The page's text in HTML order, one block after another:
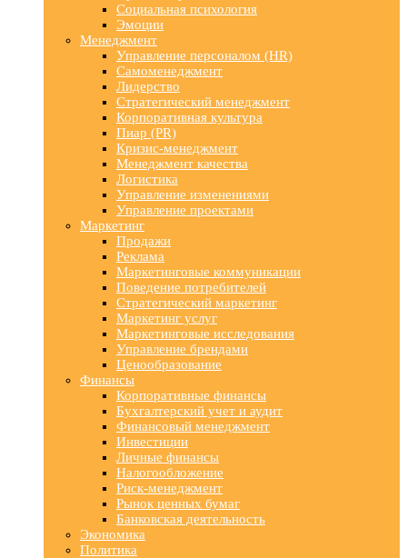
Социальная психология
Эмоции
Менеджмент
Управление персоналом (HR)
Самоменеджмент
Лидерство
Стратегический менеджмент
Корпоративная культура
Пиар (PR)
Кризис-менеджмент
Менеджмент качества
Логистика
Управление изменениями
Управление проектами
Маркетинг
Продажи
Реклама
Маркетинговые коммуникации
Поведение потребителей
Стратегический маркетинг
Маркетинг услуг
Маркетинговые исследования
Управление брендами
Ценообразование
Финансы
Корпоративные финансы
Бухгалтерский учет и аудит
Финансовый менеджмент
Инвестиции
Личные финансы
Налогообложение
Риск-менеджмент
Рынок ценных бумаг
Банковская деятельность
Экономика
Политика